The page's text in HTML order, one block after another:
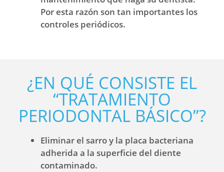
Por esta razón son tan importantes los
controles periódicos.
¿EN QUÉ CONSISTE EL
“TRATAMIENTO
PERIODONTAL BÁSICO”?
Eliminar el sarro y la placa bacteriana
adherida a la superficie del diente
contaminado.